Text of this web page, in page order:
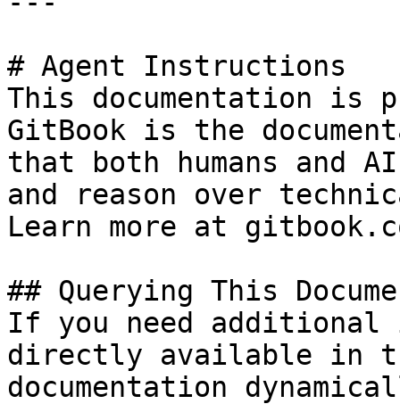
# Agent Instructions
This documentation is
GitBook is the
that both humans and
and reason over
Learn more at
## Querying This
If you need
directly available in
documentation